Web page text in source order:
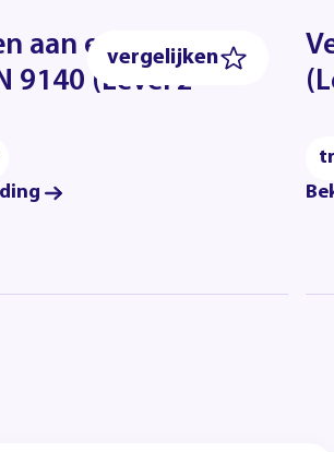
vergelijken
aan e-voertuigen
9140 (Level 2 –